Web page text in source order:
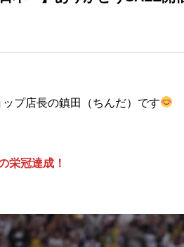
プ店長の鎮田（ちんだ）です
栄冠達成！